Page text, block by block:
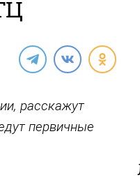
расскажут
первичные